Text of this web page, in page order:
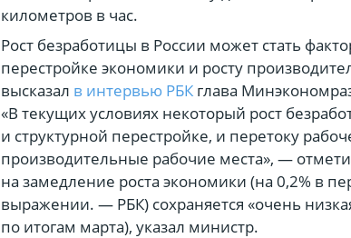
километров в час.
Рост безработицы в России может стать
перестройке экономики и росту
высказал в интервью РБК глава
«В текущих условиях некоторый рост
и структурной перестройке, и перетоку
производительные рабочие места», —
на замедление роста экономики (на 0,2% в
выражении. — РБК) сохраняется «очень
по итогам марта), указал министр.